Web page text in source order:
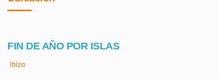
FIN DE AÑO POR ISLAS
Ibiza